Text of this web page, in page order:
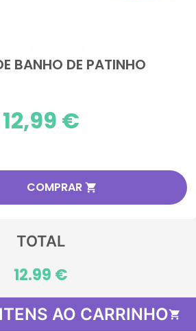
BANHO DE PATINHO
Preço
12,99 €
COMPRAR 
TOTAL
12.99 €
AO CARRINHO